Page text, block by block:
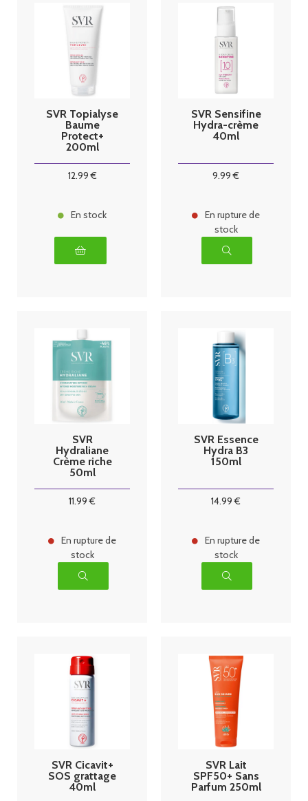
SVR Topialyse
Baume
Protect+
200ml
12.99€
En stock
SVR Sensifine
Hydra-crème
40ml
9.99 €
En rupture de
stock
SVR
Hydraliane
Crème riche
50ml
11.99 €
En rupture de
stock
SVR Essence
Hydra B3
150ml
14.99 €
En rupture de
stock
SVR Cicavit+
SOS grattage
40ml
SVR Lait
SPF50+ Sans
Parfum 250ml